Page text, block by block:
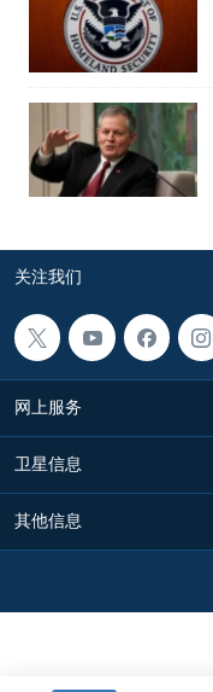
关注我们
网上服务
卫星信息
其他信息